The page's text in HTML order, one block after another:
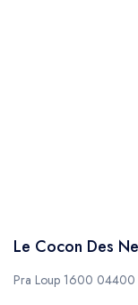
Le Cocon Des
Pra Loup 1600 04400